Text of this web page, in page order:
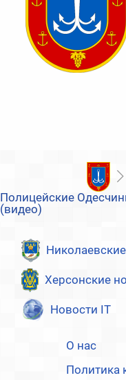
Полицейские
(видео)
Херсонские
Новости IT
О нас
Политика